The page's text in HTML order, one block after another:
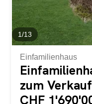
Absicht, eine der
Rendite zu erzielen.
1/13
Einfamilienhaus
zum
CHF